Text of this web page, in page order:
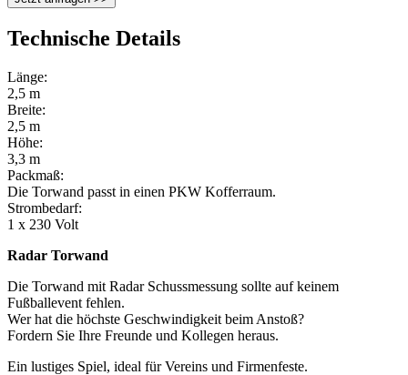
Technische Details
Länge:
2,5 m
Breite:
2,5 m
Höhe:
3,3 m
Packmaß:
Die Torwand passt in einen PKW Kofferraum.
Strombedarf:
1 x 230 Volt
Radar Torwand
Die Torwand mit Radar Schussmessung sollte auf keinem
Fußballevent fehlen.
Wer hat die höchste Geschwindigkeit beim Anstoß?
Fordern Sie Ihre Freunde und Kollegen heraus.
Ein lustiges Spiel, ideal für Vereins und Firmenfeste.